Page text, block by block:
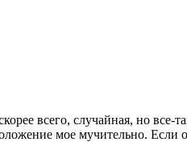
всего, случайная, но все-
мое мучительно. Если